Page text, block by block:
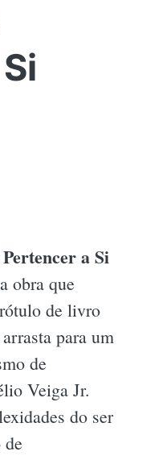
a Si
obra que
de livro
para um
de
Veiga Jr.
do ser